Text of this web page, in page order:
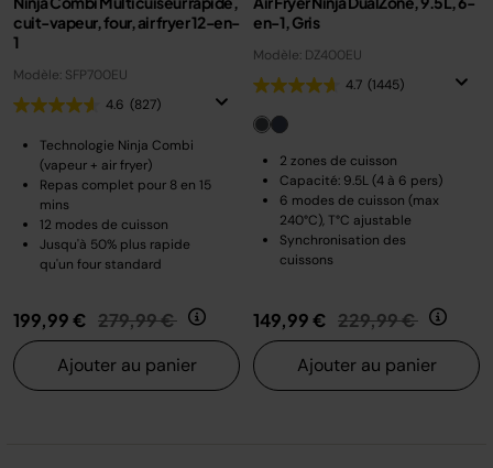
cuit-vapeur, four, air fryer 12-en-
1
Modèle: SFP700EU
4.6 (827)
Technologie Ninja Combi
(vapeur + air fryer)
Repas complet pour 8 en 15
mins
12 modes de cuisson
Jusqu'à 50% plus rapide
qu'un four standard
199,99 € Prix réduit de
279,99 € au
Ajouter au panier
en-1, Gris
Modèle: DZ400EU
4.7 (1445)
2 zones de cuisson
Capacité: 9.5L (4 à 6 pers)
6 modes de cuisson (max
240°C), T°C ajustable
Synchronisation des
cuissons
149,99 € Prix réduit de
229,99 € au
Ajouter au panier